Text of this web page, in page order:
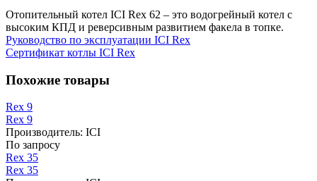
Отопительный котел ICI Rex 62 – это водогрейный котел с
высоким КПД и реверсивным развитием факела в топке.
Руководство по эксплуатации ICI Rex
Сертификат котлы ICI Rex
Похожие товары
Rex 9
Rex 9
Производитель: ICI
По запросу
Rex 35
Rex 35